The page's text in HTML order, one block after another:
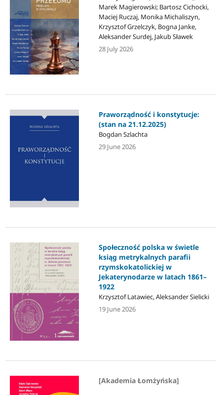
Marek Magierowski; Bartosz Cichocki,
Maciej Ruczaj, Monika Michaliszyn,
Krzysztof Grzelczyk, Bogna Janke,
Aleksander Surdej, Jakub Sławek
28 July 2026
Praworządność i konstytucje:
(stan na 21.12.2025)
Bogdan Szlachta
29 June 2026
Społeczność polska w świetle
ksiąg metrykalnych parafii
rzymskokatolickiej w
Jekaterynodarze w latach 1861–
1922
Krzysztof Latawiec, Aleksander Sielicki
19 June 2026
[Akademia Łomżyńska]